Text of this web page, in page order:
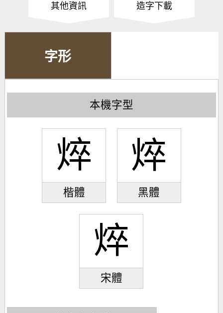
其他資訊 造字下載
字形
本機字型
焠
楷體
焠
黑體
焠
宋體